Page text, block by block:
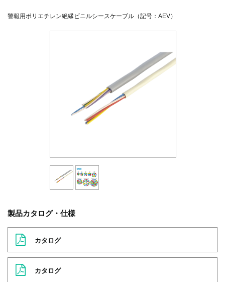
警報用ポリエチレン絶縁ビニルシースケーブル（記号：AEV）
製品カタログ・仕様
カタログ
カタログ